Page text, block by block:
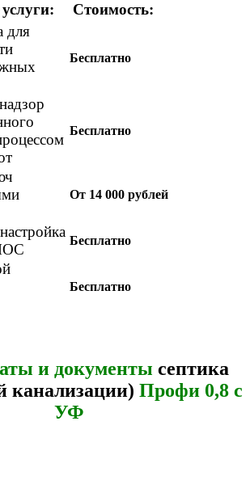
Стоимость:
для
Бесплатно
Бесплатно
От 14 000 рублей
Бесплатно
Бесплатно
и документы септика
канализации) Профи 0,8 с
УФ